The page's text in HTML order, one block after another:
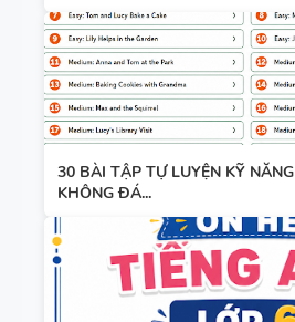
30 BÀI TẬP TỰ LUYỆN KỸ
KHÔNG ĐÁ...